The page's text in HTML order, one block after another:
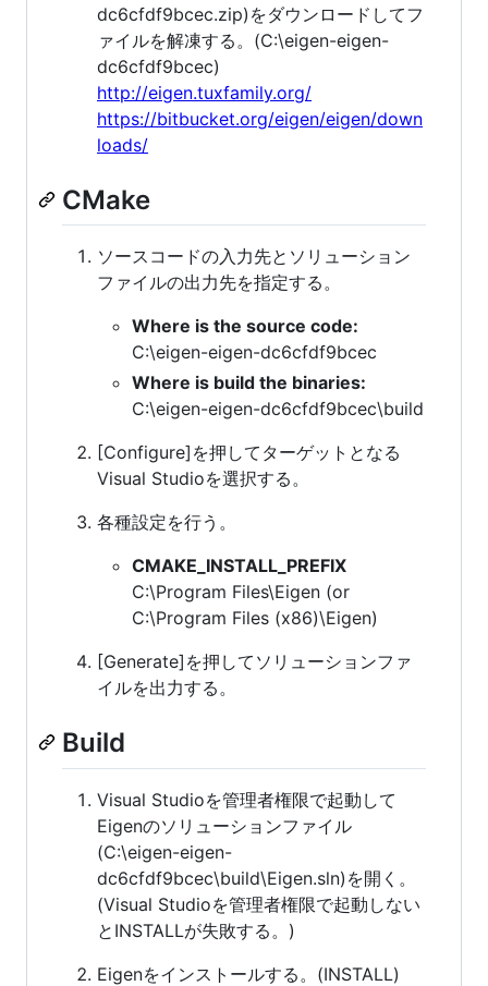
dc6cfdf9bcec.zip)をダウンロードしてフ
ァイルを解凍する。(C:\eigen-eigen-
dc6cfdf9bcec)
http://eigen.tuxfamily.org/
https://bitbucket.org/eigen/eigen/down
loads/
CMake
ソースコードの入力先とソリューション
ファイルの出力先を指定する。
Where is the source code:
C:\eigen-eigen-dc6cfdf9bcec
Where is build the binaries:
C:\eigen-eigen-dc6cfdf9bcec\build
[Configure]を押してターゲットとなる
Visual Studioを選択する。
各種設定を行う。
CMAKE_INSTALL_PREFIX
C:\Program Files\Eigen (or
C:\Program Files (x86)\Eigen)
[Generate]を押してソリューションファ
イルを出力する。
Build
Visual Studioを管理者権限で起動して
Eigenのソリューションファイル
(C:\eigen-eigen-
dc6cfdf9bcec\build\Eigen.sln)を開く。
(Visual Studioを管理者権限で起動しない
とINSTALLが失敗する。)
Eigenをインストールする。(INSTALL)